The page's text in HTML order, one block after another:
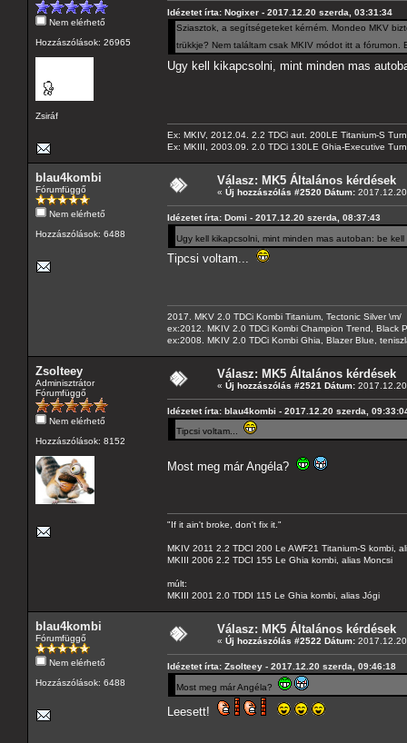
Nem elérhető
Hozzászólások: 26965
Zsiráf
Idézetet írta: Nogixer - 2017.12.20 szerda, 03:31:34
Sziasztok, a segítségeteket kérném. Mondeo MKV
trükkje? Nem találtam csak MKIV módot itt a
Ugy kell kikapcsolni, mint minden mas
Ex: MKIV, 2012.04. 2.2 TDCi aut. 200LE Titanium-S
Ex: MKIII, 2003.09. 2.0 TDCi 130LE Ghia-Executive
blau4kombi
Fórumfüggő
Nem elérhető
Hozzászólások: 6488
Válasz: MK5 Általános kérdések
« Új hozzászólás #2520 Dátum:
Idézetet írta: Domi - 2017.12.20 szerda, 08:37:43
Ugy kell kikapcsolni, mint minden mas autoban: be
Tipcsi voltam...
2017. MKV 2.0 TDCi Kombi Titanium, Tectonic Silver \m/
ex:2012. MKIV 2.0 TDCi Kombi Champion Trend, Black
ex:2008. MKIV 2.0 TDCi Kombi Ghia, Blazer Blue,
Zsolteey
Adminisztrátor
Fórumfüggő
Nem elérhető
Hozzászólások: 8152
Válasz: MK5 Általános kérdések
« Új hozzászólás #2521 Dátum:
Idézetet írta: blau4kombi - 2017.12.20 szerda,
Tipcsi voltam...
Most meg már Angéla?
"If it ain't broke, don't fix it."
MKIV 2011 2.2 TDCI 200 Le AWF21 Titanium-S kombi,
MKIII 2006 2.2 TDCI 155 Le Ghia kombi, alias Moncsi
múlt:
MKIII 2001 2.0 TDDI 115 Le Ghia kombi, alias Jógi
blau4kombi
Fórumfüggő
Nem elérhető
Hozzászólások: 6488
Válasz: MK5 Általános kérdések
« Új hozzászólás #2522 Dátum:
Idézetet írta: Zsolteey - 2017.12.20 szerda, 09:46:18
Most meg már Angéla?
Leesett!